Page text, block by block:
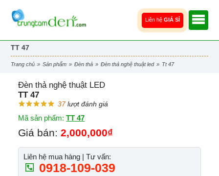
Liên hệ GIÁ SỈ
TT 47
trang chủ » sản phẩm » đèn thả » đèn thả nghệ thuật led » tt 47
Đèn thả nghệ thuật LED
TT 47
37lượt đánh giá
Mã sản phẩm:TT 47
Giá bán:2,000,000₫
Liên hệ mua hàng | Tư vấn:
0918-109-039